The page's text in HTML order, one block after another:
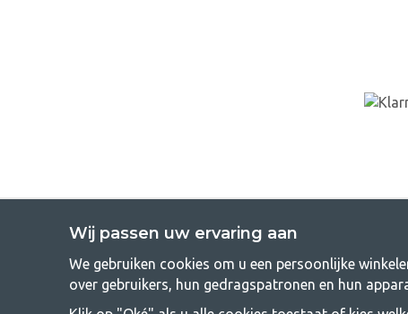
Wij passen uw ervaring aan
We gebruiken cookies om u een persoonlijke
over gebruikers, hun gedragspatronen en hun